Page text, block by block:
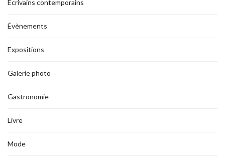
Ecrivains contemporains
Évènements
Expositions
Galerie photo
Gastronomie
Livre
Mode